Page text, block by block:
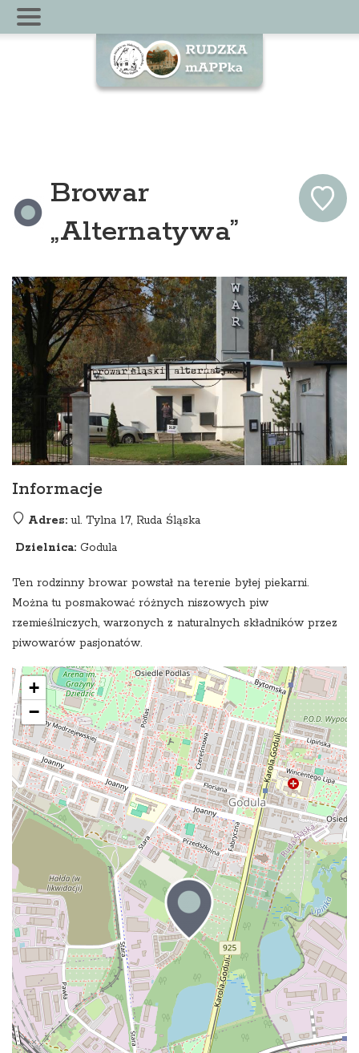
Browar
„Alternatywa”
Informacje
Adres: ul. Tylna 17, Ruda Śląska
Dzielnica: Godula
Ten rodzinny browar powstał na terenie byłej piekarni.
Można tu posmakować różnych niszowych piw
rzemieślniczych, warzonych z naturalnych składników przez
piwowarów pasjonatów.
+
−